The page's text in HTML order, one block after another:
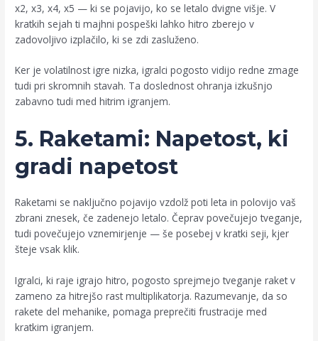
x2, x3, x4, x5 — ki se pojavijo, ko se letalo dvigne višje. V
kratkih sejah ti majhni pospeški lahko hitro zberejo v
zadovoljivo izplačilo, ki se zdi zasluženo.
Ker je volatilnost igre nizka, igralci pogosto vidijo redne zmage
tudi pri skromnih stavah. Ta doslednost ohranja izkušnjo
zabavno tudi med hitrim igranjem.
5. Raketami: Napetost, ki
gradi napetost
Raketami se naključno pojavijo vzdolž poti leta in polovijo vaš
zbrani znesek, če zadenejo letalo. Čeprav povečujejo tveganje,
tudi povečujejo vznemirjenje — še posebej v kratki seji, kjer
šteje vsak klik.
Igralci, ki raje igrajo hitro, pogosto sprejmejo tveganje raket v
zameno za hitrejšo rast multiplikatorja. Razumevanje, da so
rakete del mehanike, pomaga preprečiti frustracije med
kratkim igranjem.